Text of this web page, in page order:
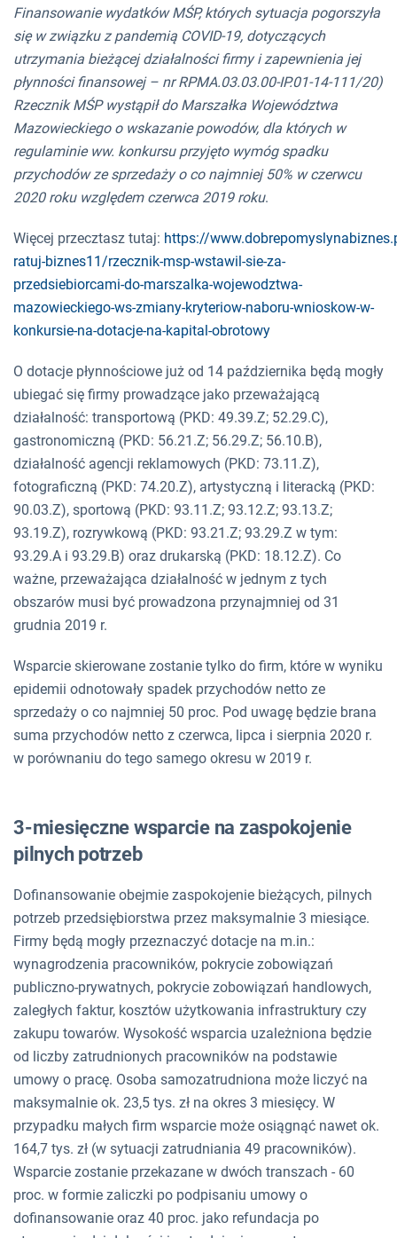
Finansowanie wydatków MŚP, których sytuacja pogorszyła
się w związku z pandemią COVID-19, dotyczących
utrzymania bieżącej działalności firmy i zapewnienia jej
płynności finansowej – nr RPMA.03.03.00-IP.01-14-111/20)
Rzecznik MŚP wystąpił do Marszałka Województwa
Mazowieckiego o wskazanie powodów, dla których w
regulaminie ww. konkursu przyjęto wymóg spadku
przychodów ze sprzedaży o co najmniej 50% w czerwcu
2020 roku względem czerwca 2019 roku.
Więcej przecztasz tutaj: https://
ratuj-biznes11/rzecznik-msp-wstawil-sie-za-
przedsiebiorcami-do-marszalka-wojewodztwa-
mazowieckiego-ws-zmiany-kryteriow-naboru-wnioskow-w-
konkursie-na-dotacje-na-kapital-obrotowy
O dotacje płynnościowe już od 14 października będą mogły
ubiegać się firmy prowadzące jako przeważającą
działalność: transportową (PKD: 49.39.Z; 52.29.C),
gastronomiczną (PKD: 56.21.Z; 56.29.Z; 56.10.B),
działalność agencji reklamowych (PKD: 73.11.Z),
fotograficzną (PKD: 74.20.Z), artystyczną i literacką (PKD:
90.03.Z), sportową (PKD: 93.11.Z; 93.12.Z; 93.13.Z;
93.19.Z), rozrywkową (PKD: 93.21.Z; 93.29.Z w tym:
93.29.A i 93.29.B) oraz drukarską (PKD: 18.12.Z). Co
ważne, przeważająca działalność w jednym z tych
obszarów musi być prowadzona przynajmniej od 31
grudnia 2019 r.
Wsparcie skierowane zostanie tylko do firm, które w wyniku
epidemii odnotowały spadek przychodów netto ze
sprzedaży o co najmniej 50 proc. Pod uwagę będzie brana
suma przychodów netto z czerwca, lipca i sierpnia 2020 r.
w porównaniu do tego samego okresu w 2019 r.
3-miesięczne wsparcie na zaspokojenie
pilnych potrzeb
Dofinansowanie obejmie zaspokojenie bieżących, pilnych
potrzeb przedsiębiorstwa przez maksymalnie 3 miesiące.
Firmy będą mogły przeznaczyć dotacje na m.in.:
wynagrodzenia pracowników, pokrycie zobowiązań
publiczno-prywatnych, pokrycie zobowiązań handlowych,
zaległych faktur, kosztów użytkowania infrastruktury czy
zakupu towarów. Wysokość wsparcia uzależniona będzie
od liczby zatrudnionych pracowników na podstawie
umowy o pracę. Osoba samozatrudniona może liczyć na
maksymalnie ok. 23,5 tys. zł na okres 3 miesięcy. W
przypadku małych firm wsparcie może osiągnąć nawet ok.
164,7 tys. zł (w sytuacji zatrudniania 49 pracowników).
Wsparcie zostanie przekazane w dwóch transzach - 60
proc. w formie zaliczki po podpisaniu umowy o
dofinansowanie oraz 40 proc. jako refundacja po